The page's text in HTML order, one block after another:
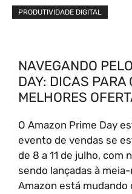
PRODUTIVIDADE DIGITAL
NAVEGANDO
DAY: DICAS PARA
MELHORES
O Amazon Prime Day
evento de vendas se
de 8 a 11 de julho, com
sendo lançadas à
Amazon está mudando